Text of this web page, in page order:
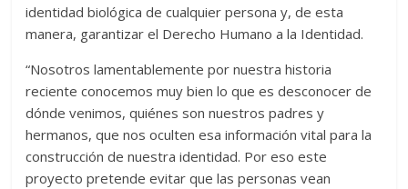
identidad biológica de cualquier persona y, de esta
manera, garantizar el Derecho Humano a la Identidad.
“Nosotros lamentablemente por nuestra historia
reciente conocemos muy bien lo que es desconocer de
dónde venimos, quiénes son nuestros padres y
hermanos, que nos oculten esa información vital para la
construcción de nuestra identidad. Por eso este
proyecto pretende evitar que las personas vean